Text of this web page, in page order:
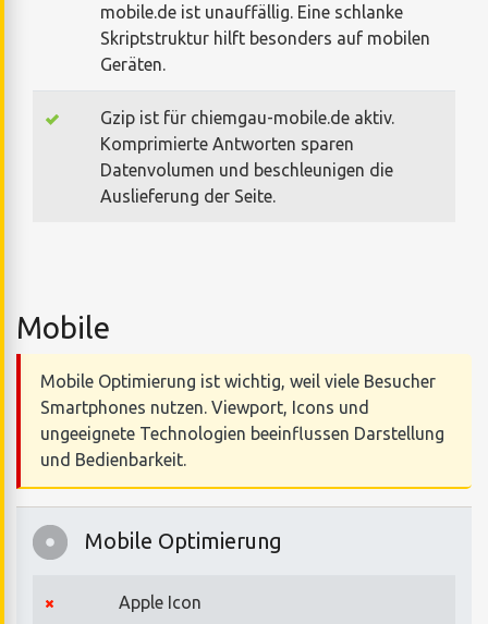
mobile.de ist unauffällig. Eine schlanke
Skriptstruktur hilft besonders auf mobilen
Geräten.
Gzip ist für chiemgau-mobile.de aktiv.
Komprimierte Antworten sparen
Datenvolumen und beschleunigen die
Auslieferung der Seite.
Mobile
Mobile Optimierung ist wichtig, weil viele Besucher
Smartphones nutzen. Viewport, Icons und
ungeeignete Technologien beeinflussen Darstellung
und Bedienbarkeit.
Mobile Optimierung
Apple Icon